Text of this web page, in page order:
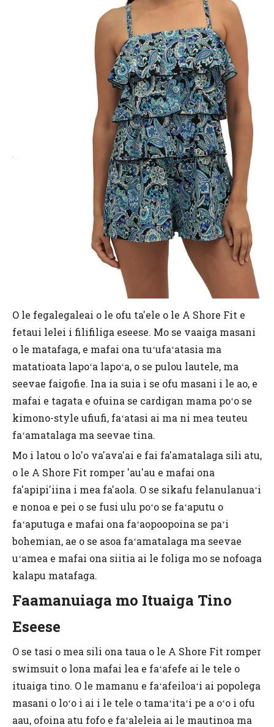
O le fegalegaleai o le ofu ta'ele o le A Shore Fit e
fetaui lelei i filifiliga eseese. Mo se vaaiga masani
o le matafaga, e mafai ona tuʻufaʻatasia ma
matatioata lapoʻa lapoʻa, o se pulou lautele, ma
seevae faigofie. Ina ia suia i se ofu masani i le ao, e
mafai e tagata e ofuina se cardigan mama poʻo se
kimono-style ufiufi, faʻatasi ai ma ni mea teuteu
faʻamatalaga ma seevae tina.
Mo i latou o lo'o va'ava'ai e fai fa'amatalaga sili atu,
o le A Shore Fit romper 'au'au e mafai ona
fa'apipi'iina i mea fa'aola. O se sikafu felanulanuaʻi
e nonoa e pei o se fusi ulu poʻo se faʻaputu o
faʻaputuga e mafai ona faʻaopoopoina se paʻi
bohemian, ae o se asoa faʻamatalaga ma seevae
uʻamea e mafai ona siitia ai le foliga mo se nofoaga
kalapu matafaga.
Faamanuiaga mo Ituaiga Tino
Eseese
O se tasi o mea sili ona taua o le A Shore Fit romper
swimsuit o lona mafai lea e faʻafefe ai le tele o
ituaiga tino. O le mamanu e faʻafeiloaʻi ai popolega
masani o loʻo i ai i le tele o tamaʻitaʻi pe a oʻo i ofu
aau, ofoina atu fofo e faʻaleleia ai le mautinoa ma